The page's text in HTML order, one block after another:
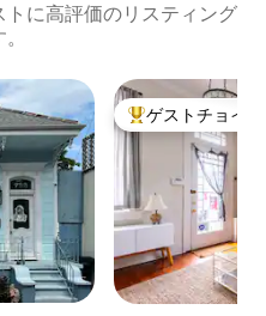
に高評価のリスティング
大好評のゲスト
ゲストチョイス